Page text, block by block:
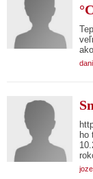
ho